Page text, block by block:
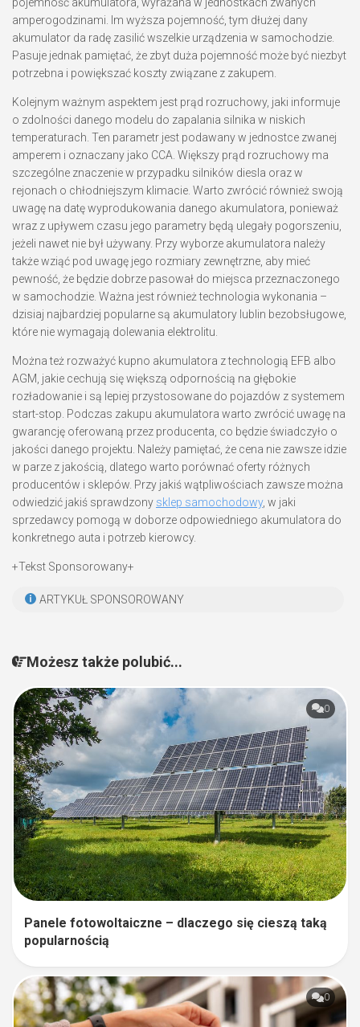
amperogodzinami. Im wyższa pojemność, tym dłużej dany
akumulator da radę zasilić wszelkie urządzenia w samochodzie.
Pasuje jednak pamiętać, że zbyt duża pojemność może być niezbyt
potrzebna i powiększać koszty związane z zakupem.
Kolejnym ważnym aspektem jest prąd rozruchowy, jaki informuje
o zdolności danego modelu do zapalania silnika w niskich
temperaturach. Ten parametr jest podawany w jednostce zwanej
amperem i oznaczany jako CCA. Większy prąd rozruchowy ma
szczególne znaczenie w przypadku silników diesla oraz w
rejonach o chłodniejszym klimacie. Warto zwrócić również swoją
uwagę na datę wyprodukowania danego akumulatora, ponieważ
wraz z upływem czasu jego parametry będą ulegały pogorszeniu,
jeżeli nawet nie był używany. Przy wyborze akumulatora należy
także wziąć pod uwagę jego rozmiary zewnętrzne, aby mieć
pewność, że będzie dobrze pasował do miejsca przeznaczonego
w samochodzie. Ważna jest również technologia wykonania –
dzisiaj najbardziej popularne są akumulatory lublin bezobsługowe,
które nie wymagają dolewania elektrolitu.
Można też rozważyć kupno akumulatora z technologią EFB albo
AGM, jakie cechują się większą odpornością na głębokie
rozładowanie i są lepiej przystosowane do pojazdów z systemem
start-stop. Podczas zakupu akumulatora warto zwrócić uwagę na
gwarancję oferowaną przez producenta, co będzie świadczyło o
jakości danego projektu. Należy pamiętać, że cena nie zawsze idzie
w parze z jakością, dlatego warto porównać oferty różnych
producentów i sklepów. Przy jakiś wątpliwościach zawsze można
odwiedzić jakiś sprawdzony sklep samochodowy, w jaki
sprzedawcy pomogą w doborze odpowiedniego akumulatora do
konkretnego auta i potrzeb kierowcy.
+Tekst Sponsorowany+
ARTYKUŁ SPONSOROWANY
Możesz także polubić...
0
Panele fotowoltaiczne – dlaczego się cieszą taką
popularnością
0